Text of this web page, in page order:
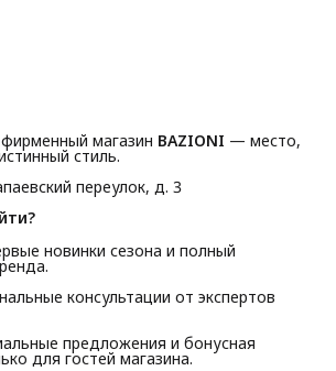
магазин BAZIONI — место,
стиль.
переулок, д. 3
новинки сезона и полный
консультации от экспертов
предложения и бонусная
для гостей магазина.